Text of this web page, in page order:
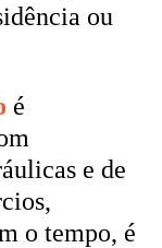
ou
é
e de
o tempo, é